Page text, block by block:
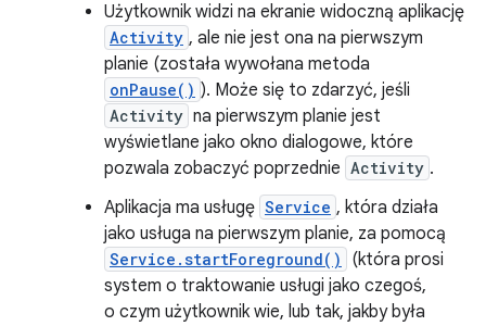
Użytkownik widzi na ekranie widoczną aplikację
Activity , ale nie jest ona na pierwszym
planie (została wywołana metoda
onPause() ). Może się to zdarzyć, jeśli
Activity na pierwszym planie jest
wyświetlane jako okno dialogowe, które
pozwala zobaczyć poprzednie Activity .
Aplikacja ma usługę Service , która działa
jako usługa na pierwszym planie, za pomocą
Service.startForeground()
(która prosi
system o traktowanie usługi jako czegoś,
o czym użytkownik wie, lub tak, jakby była